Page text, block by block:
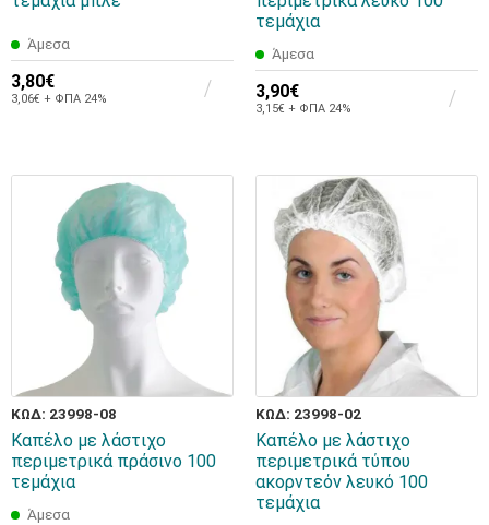
Άμεσα
3,80€
3,06€ + ΦΠΑ 24%
τεμάχια
Άμεσα
3,90€
3,15€ + ΦΠΑ 24%
ΚΩΔ: 23998-08
Καπέλo με λάστιχο
περιμετρικά πράσινο 100
τεμάχια
Άμεσα
ΚΩΔ: 23998-02
Καπέλο με λάστιχο
περιμετρικά τύπου
ακορντεόν λευκό 100
τεμάχια